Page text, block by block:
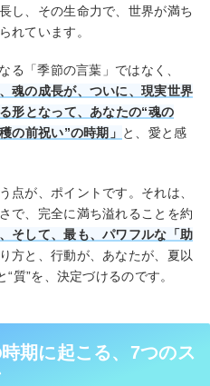
し、その生命力で、世界が満ち
れています。
る「季節の言葉」ではなく、
魂の成長が、ついに、現実世界
形となって、あなたの“魂の
の前祝い”の時期」 と、愛と感
点が、ポイントです。それは、
で、完全に満ち溢れることを約
そして、最も、パワフルな「助
方と、行動が、あなたが、夏以
質”を、決定づけるのです。
期に起こる、7つのス